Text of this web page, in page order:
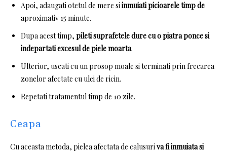
Apoi, adaugati otetul de mere siinmuiati picioarele timp de
aproximativ 15 minute.
Dupa acest timp, pileti suprafetele dure cu o piatra ponce si
indepartati excesul de piele moarta.
Ulterior, uscati cu un prosop moale si terminati prin frecarea
zonelor afectate cu ulei de ricin.
Repetati tratamentul timp de 10 zile.
Ceapa
Cu aceasta metoda, pielea afectata de calusuriva fi inmuiata si